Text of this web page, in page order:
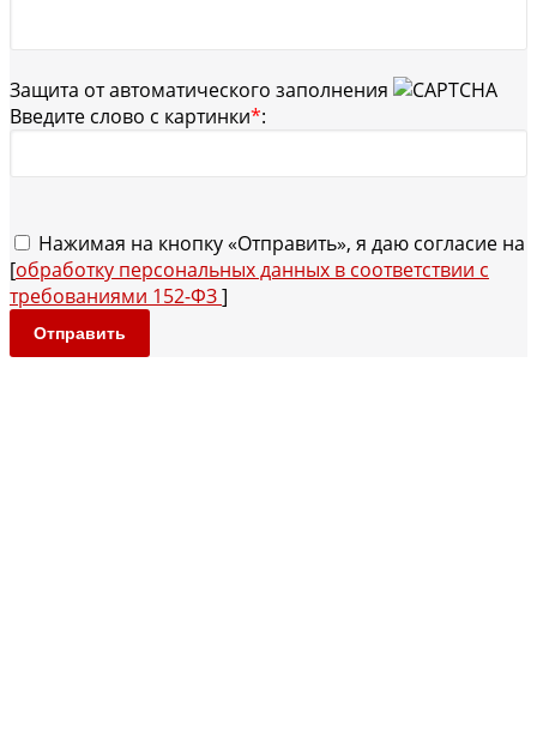
Защита от автоматического заполнения
Введите слово с картинки*:
Нажимая на кнопку «Отправить», я даю согласие на
[обработку персональных данных в соответствии с
требованиями 152-ФЗ]
Отправить